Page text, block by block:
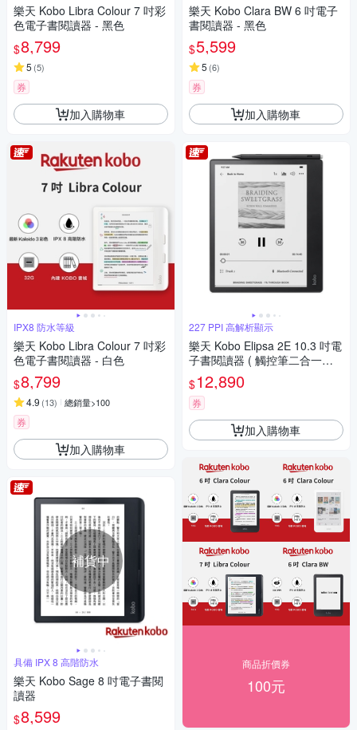
樂天 Kobo Libra Colour 7 吋彩
色電子書閱讀器 - 黑色
$8,799
5 (5)
券
加入購物車
IPX8 防水等級
樂天 Kobo Libra Colour 7 吋彩
色電子書閱讀器 - 白色
$8,799
4.9 (13) 總銷量>100
券
加入購物車
補貨中
具備 IPX 8 高階防水
樂天 Kobo Sage 8 吋電子書閱
讀器
$8,599
樂天 Kobo Clara BW 6 吋電子
書閱讀器 - 黑色
$5,599
5 (6)
券
加入購物車
227 PPI 高解析顯示
樂天 Kobo Elipsa 2E 10.3 吋電
子書閱讀器 ( 觸控筆二合一套
組 )
$12,890
券
加入購物車
商品折價券
100元